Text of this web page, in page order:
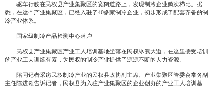
驱车行驶在民权县产业集聚区的宽阔道路上，发现制冷企业鳞次栉比。据
悉，在这个产业集聚区，已经入驻了40多家制冷企业，初步形成了配套齐备的制
冷产业体系。
国家级制冷产品检测中心落户
民权县产业集聚区产业工人培训基地坐落在民权冰熊大道，在这里接受培训
的产业工人训练有素，为民权的制冷产业提供了源源不断的人力资源。
陪同记者采访民权制冷产业的民权县政协副主席、产业集聚区管委会常务副
主任陈进领告诉记者，民权县为入驻产业集聚区的企业创办的产业工人培训基